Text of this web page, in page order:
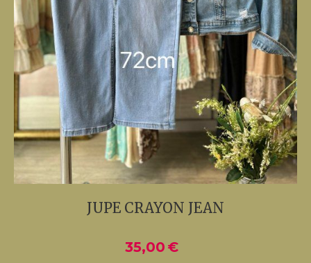
JUPE CRAYON JEAN
35,00 €